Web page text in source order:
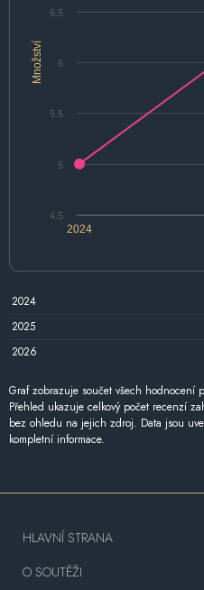
Množství
2024
4.5
5
5.5
6
6.5
2024
2025
2026
Graf zobrazuje součet všech hodnocení
Přehled ukazuje celkový počet recenzí
bez ohledu na jejich zdroj. Data jsou
kompletní informace.
HLAVNÍ STRANA
O SOUTĚŽI